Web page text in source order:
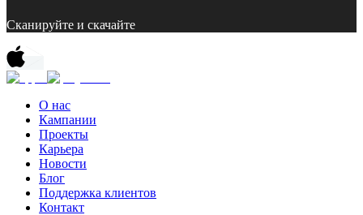
Сканируйте и скачайте
О нас
Кампании
Проекты
Карьера
Новости
Блог
Поддержка клиентов
Контакт